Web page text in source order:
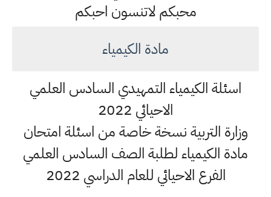
محبكم لاتنسون احبكم
مادة الكيمياء
اسئلة الكيمياء التمهيدي السادس العلمي
الاحيائي 2022
وزارة التربية نسخة خاصة من اسئلة امتحان
مادة الكيمياء لطلبة الصف السادس العلمي
الفرع الاحيائي للعام الدراسي 2022